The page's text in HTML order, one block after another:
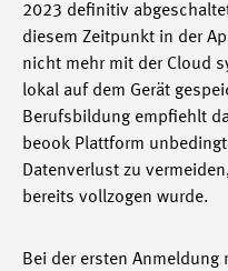
2023 definitiv
diesem Zeitpunkt in der
nicht mehr mit der Cloud
lokal auf dem Gerät
Berufsbildung empfiehlt
beook Plattform
Datenverlust zu
bereits vollzogen wurde.
Bei der ersten Anmeldung